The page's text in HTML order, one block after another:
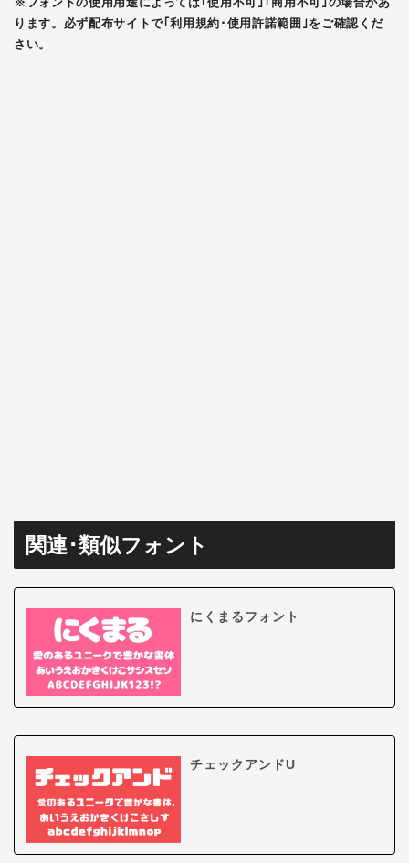
ります。必ず配布サイトで｢利用規約･使用許諾範囲｣をご確認くだ
さい。
関連･類似フォント
にくまるフォント
チェックアンドU